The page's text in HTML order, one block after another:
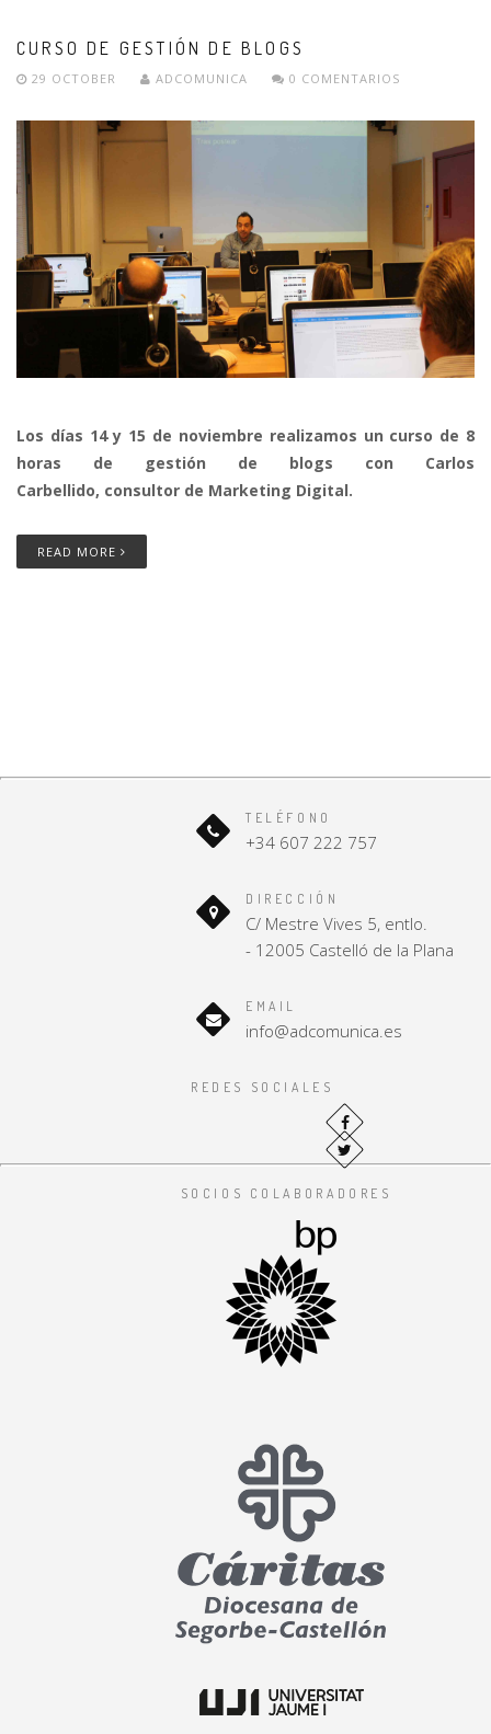
CURSO DE GESTIÓN DE BLOGS
29 OCTOBER ADCOMUNICA 0 COMENTARIOS
Los días 14 y 15 de noviembre realizamos un curso de 8
horas de gestión de blogs con Carlos
Carbellido, consultor de Marketing Digital.
READ MORE
TELÉFONO
+34 607 222 757
DIRECCIÓN
C/ Mestre Vives 5, entlo.
- 12005 Castelló de la Plana
EMAIL
info@adcomunica.es
REDES SOCIALES
SOCIOS COLABORADORES